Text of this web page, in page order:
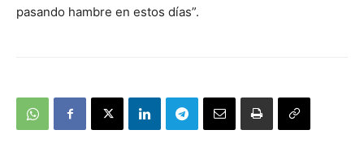
pasando hambre en estos días”.